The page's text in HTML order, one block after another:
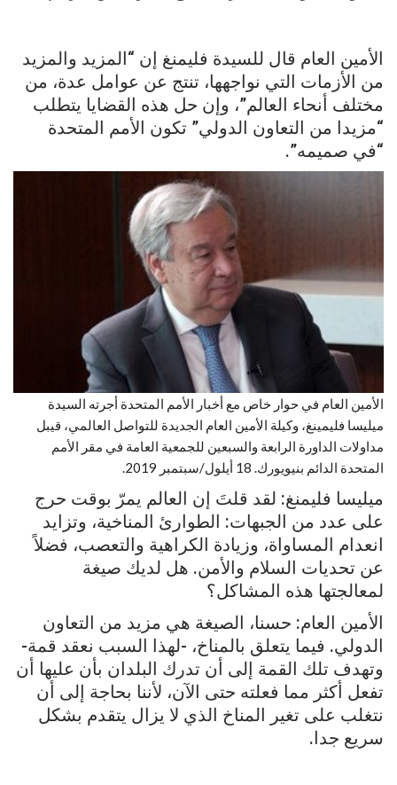
الأمين العام قال للسيدة فليمنغ إن “المزيد والمزيد
من الأزمات التي نواجهها، تنتج عن عوامل عدة، من
مختلف أنحاء العالم”، وإن حل هذه القضايا يتطلب
“مزيدا من التعاون الدولي” تكون الأمم المتحدة
“في صميمه”.
الأمين العام في حوار خاص مع أخبار الأمم المتحدة أجرته السيدة
ميليسا فليمينغ، وكيلة الأمين العام الجديدة للتواصل العالمي، قيبل
مداولات الداورة الرابعة والسبعين للجمعية العامة في مقر الأمم
المتحدة الدائم بنيويورك. 18 أيلول/سبتمبر 2019.
ميليسا فليمنغ: لقد قلتَ إن العالم يمرّ بوقت حرج
على عدد من الجبهات: الطوارئ المناخية، وتزايد
انعدام المساواة، وزيادة الكراهية والتعصب، فضلاً
عن تحديات السلام والأمن. هل لديك صيغة
لمعالجتها هذه المشاكل؟
الأمين العام: حسنا، الصيغة هي مزيد من التعاون
الدولي. فيما يتعلق بالمناخ، -لهذا السبب نعقد قمة-
وتهدف تلك القمة إلى أن تدرك البلدان بأن عليها أن
تفعل أكثر مما فعلته حتى الآن، لأننا بحاجة إلى أن
نتغلب على تغير المناخ الذي لا يزال يتقدم بشكل
سريع جدا.